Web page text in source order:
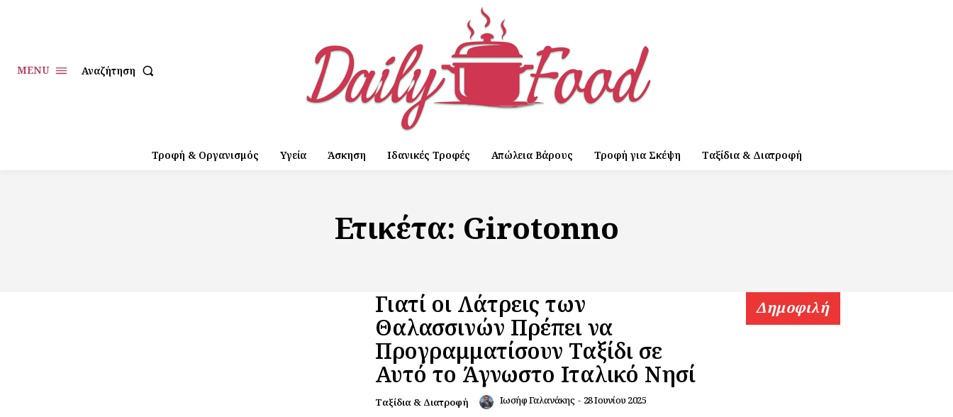
MENU Αναζήτηση
Τροφή & Οργανισμός Υγεία Άσκηση Ιδανικές Τροφές Απώλεια Βάρους Τροφή για Σκέψη Ταξίδια & Διατροφή
Ετικέτα: Girotonno
Γιατί οι Λάτρεις των
Θαλασσινών Πρέπει να
Προγραμματίσουν Ταξίδι σε
Αυτό το Άγνωστο Ιταλικό Νησί
Ταξίδια & Διατροφή Ιωσήφ Γαλανάκης - 28 Ιουνίου 2025
Δημοφιλή